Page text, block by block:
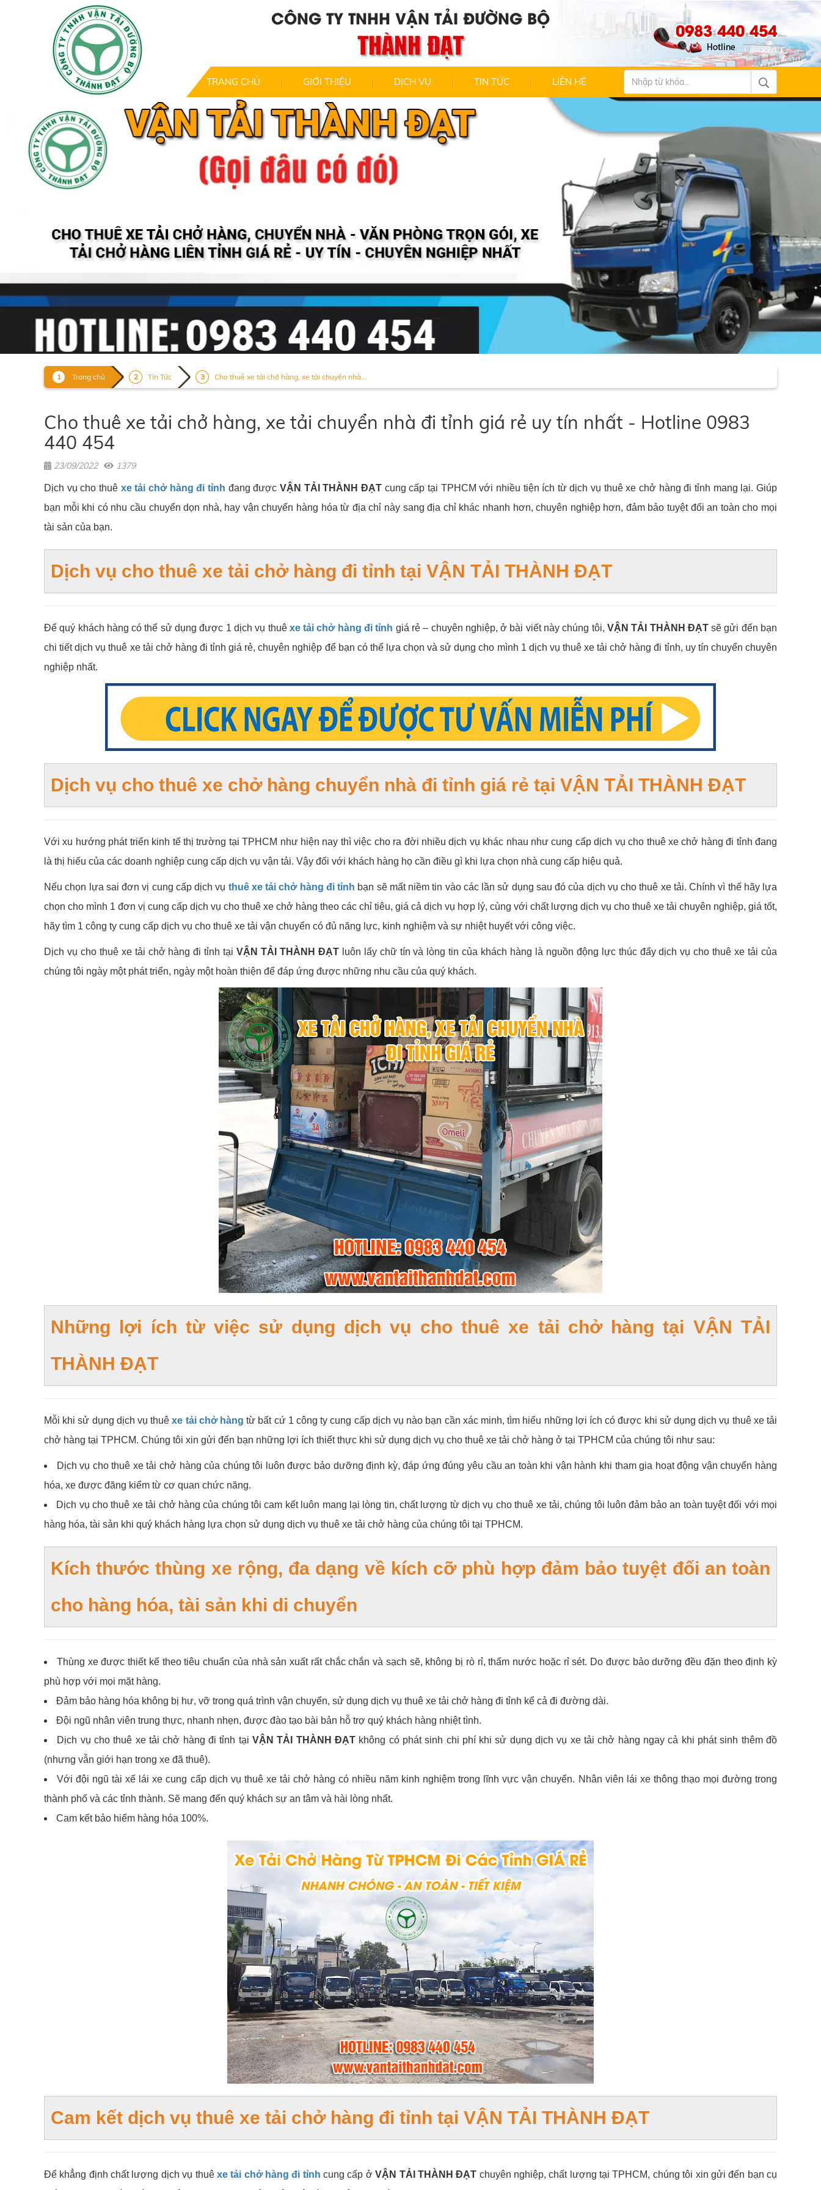
CÔNG TY TNHH VẬN TẢI ĐƯỜNG BỘ
THÀNH ĐẠT 0983 440 454
TRANG CHỦ GIỚI THIỆU DỊCH VỤ TIN TỨC LIÊN HỆ
Trang chủ Tin Tức Cho thuê xe tải chở hàng, xe tải chuyển nhà...
Cho thuê xe tải chở hàng, xe tải chuyển nhà đi tỉnh giá rẻ uy tín nhất - Hotline 0983
440 454
23/09/2022 1379
Dịch vụ cho thuê xe tải chở hàng đi tỉnh đang được VẬN TẢI THÀNH ĐẠTcung cấp tại TPHCM với nhiều tiện ích từ dịch vụ thuê xe chở hàng đi tỉnh mang lại. Giúp
bạn mỗi khi có nhu cầu chuyển dọn nhà, hay vận chuyển hàng hóa từ địa chỉ này sang địa chỉ khác nhanh hơn, chuyên nghiệp hơn, đảm bảo tuyệt đối an toàn cho mọi
tài sản của bạn.
Dịch vụ cho thuê xe tải chở hàng đi tỉnh tại VẬN TẢI THÀNH ĐẠT
Để quý khách hàng có thể sử dụng được 1 dịch vụ thuê xe tải chở hàng đi tỉnh giá rẻ – chuyên nghiệp, ở bài viết này chúng tôi, VẬN TẢI THÀNH ĐẠTsẽ gửi đến bạn
chi tiết dịch vụ thuê xe tải chở hàng đi tỉnh giá rẻ, chuyên nghiệp để bạn có thể lựa chọn và sử dụng cho mình 1 dịch vụ thuê xe tải chở hàng đi tỉnh, uy tín chuyển chuyên
nghiệp nhất.
Dịch vụ cho thuê xe chở hàng chuyển nhà đi tỉnh giá rẻ tại VẬN TẢI THÀNH ĐẠT
Với xu hướng phát triển kinh tế thị trường tại TPHCM như hiện nay thì việc cho ra đời nhiều dịch vụ khác nhau như cung cấp dịch vụ cho thuê xe chở hàng đi tỉnh đang
là thị hiếu của các doanh nghiệp cung cấp dịch vụ vận tải. Vậy đối với khách hàng họ cần điều gì khi lựa chọn nhà cung cấp hiệu quả.
Nếu chọn lựa sai đơn vị cung cấp dịch vụ thuê xe tải chở hàng đi tỉnh bạn sẽ mất niềm tin vào các lần sử dụng sau đó của dịch vụ cho thuê xe tải. Chính vì thế hãy lựa
chọn cho mình 1 đơn vị cung cấp dịch vụ cho thuê xe chở hàng theo các chỉ tiêu, giá cả dịch vụ hợp lý, cùng với chất lượng dịch vụ cho thuê xe tải chuyên nghiệp, giá tốt,
hãy tìm 1 công ty cung cấp dịch vụ cho thuê xe tải vận chuyển có đủ năng lực, kinh nghiệm và sự nhiệt huyết với công việc.
Dịch vụ cho thuê xe tải chở hàng đi tỉnh tạiVẬN TẢI THÀNH ĐẠTluôn lấy chữ tín và lòng tin của khách hàng là nguồn động lực thúc đẩy dịch vụ cho thuê xe tải của
chúng tôi ngày một phát triển, ngày một hoàn thiện để đáp ứng được những nhu cầu của quý khách.
Những lợi ích từ việc sử dụng dịch vụ cho thuê xe tải chở hàng tại VẬN TẢI
THÀNH ĐẠT
Mỗi khi sử dụng dịch vụ thuêxe tải chở hàng từ bất cứ 1 công ty cung cấp dịch vụ nào bạn cần xác minh, tìm hiểu những lợi ích có được khi sử dụng dịch vụ thuê xe tải
chở hàng tại TPHCM. Chúng tôi xin gửi đến bạn những lợi ích thiết thực khi sử dụng dịch vụ cho thuê xe tải chở hàng ở tại TPHCM của chúng tôi như sau:
Dịch vụ cho thuê xe tải chở hàng của chúng tôi luôn được bảo dưỡng định kỳ, đáp ứng đúng yêu cầu an toàn khi vận hành khi tham gia hoạt động vận chuyển hàng
hóa, xe được đăng kiểm từ cơ quan chức năng.
Dịch vụ cho thuê xe tải chở hàng của chúng tôi cam kết luôn mang lại lòng tin, chất lượng từ dịch vụ cho thuê xe tải, chúng tôi luôn đảm bảo an toàn tuyệt đối với mọi
hàng hóa, tài sản khi quý khách hàng lựa chọn sử dụng dịch vụ thuê xe tải chở hàng của chúng tôi tại TPHCM.
Kích thước thùng xe rộng, đa dạng về kích cỡ phù hợp đảm bảo tuyệt đối an toàn
cho hàng hóa, tài sản khi di chuyển
Thùng xe được thiết kế theo tiêu chuẩn của nhà sản xuất rất chắc chắn và sạch sẽ, không bị rò rỉ, thấm nước hoặc rỉ sét. Do được bảo dưỡng đều đặn theo định kỳ
phù hợp với mọi mặt hàng.
Đảm bảo hàng hóa không bị hư, vỡ trong quá trình vận chuyển, sử dụng dịch vụ thuê xe tải chở hàng đi tỉnh kể cả đi đường dài.
Đội ngũ nhân viên trung thực, nhanh nhẹn, được đào tạo bài bản hỗ trợ quý khách hàng nhiệt tình.
Dịch vụ cho thuê xe tải chở hàng đi tỉnh tại VẬN TẢI THÀNH ĐẠTkhông có phát sinh chi phí khi sử dụng dịch vụ xe tải chở hàng ngay cả khi phát sinh thêm đồ
(nhưng vẫn giới hạn trong xe đã thuê).
Với đội ngũ tài xế lái xe cung cấp dịch vụ thuê xe tải chở hàng có nhiều năm kinh nghiệm trong lĩnh vực vận chuyển. Nhân viên lái xe thông thạo mọi đường trong
thành phố và các tỉnh thành. Sẽ mang đến quý khách sự an tâm và hài lòng nhất.
Cam kết bảo hiểm hàng hóa 100%.
Cam kết dịch vụ thuê xe tải chở hàng đi tỉnh tại VẬN TẢI THÀNH ĐẠT
Để khẳng định chất lượng dịch vụ thuê xe tải chở hàng đi tỉnh cung cấp ởVẬN TẢI THÀNH ĐẠT chuyên nghiệp, chất lượng tại TPHCM, chúng tôi xin gửi đến bạn cụ